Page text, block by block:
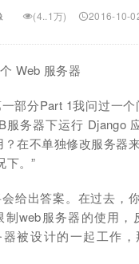
(4..1万) 2016-10-
Web 服务器
部分Part 1我问过一个
服务器下运行 Django
在不单独修改服务器
下。”
给出答案。在过去，
制web服务器的使用，
被设计的一起工作